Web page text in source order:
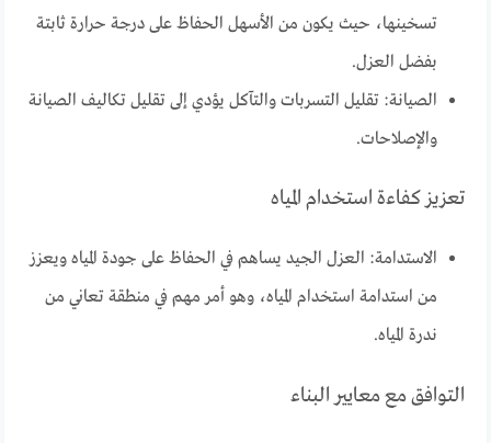
تسخينها، حيث يكون من الأسهل الحفاظ على درجة حرارة ثابتة
بفضل العزل.
الصيانة: تقليل التسربات والتآكل يؤدي إلى تقليل تكاليف الصيانة
والإصلاحات.
تعزيز كفاءة استخدام المياه
الاستدامة: العزل الجيد يساهم في الحفاظ على جودة المياه ويعزز
من استدامة استخدام المياه، وهو أمر مهم في منطقة تعاني من
ندرة المياه.
التوافق مع معايير البناء